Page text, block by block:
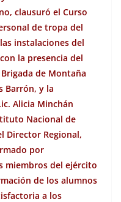
clausuró el Curso
de tropa del
instalaciones del
la presencia del
de Montaña
Barrón, y la
Alicia Minchán
Nacional de
Director Regional,
por
miembros del ejército
de los alumnos
a los